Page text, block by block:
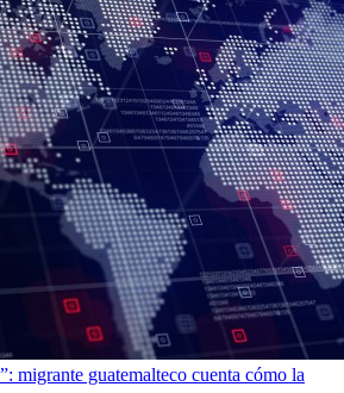
migrante guatemalteco cuenta cómo la